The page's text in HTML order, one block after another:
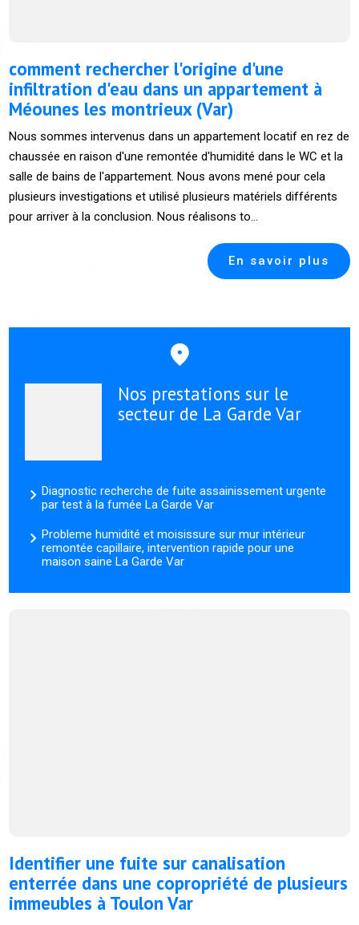
comment rechercher l'origine d'une
infiltration d'eau dans un appartement à
Méounes les montrieux (Var)
Nous sommes intervenus dans un appartement locatif en rez de
chaussée en raison d'une remontée d'humidité dans le WC et la
salle de bains de l'appartement. Nous avons mené pour cela
plusieurs investigations et utilisé plusieurs matériels différents
pour arriver à la conclusion. Nous réalisons to...
En savoir plus
Nos prestations sur le
secteur de La Garde Var
Diagnostic recherche de fuite assainissement urgente
par test à la fumée La Garde Var
Probleme humidité et moisissure sur mur intérieur
remontée capillaire, intervention rapide pour une
maison saine La Garde Var
Identifier une fuite sur canalisation
enterrée dans une copropriété de plusieurs
immeubles à Toulon Var